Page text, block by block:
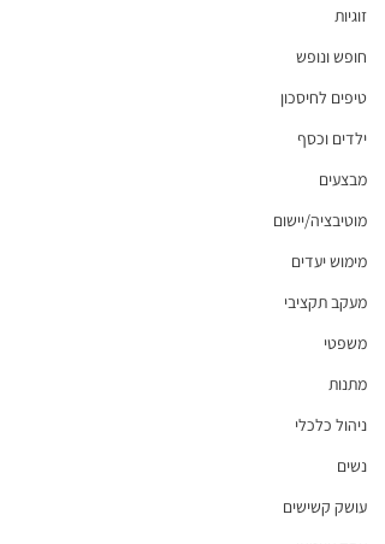
זוגיות
חופש ונופש
טיפים לחיסכון
ילדים וכסף
מבצעים
מוטיבציה/יישום
מימוש יעדים
מעקב תקציבי
משפטי
מתנות
ניהול כלכלי
נשים
עושק קשישים